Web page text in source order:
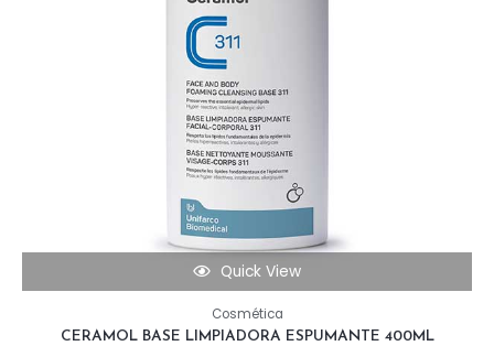
Quick View
Cosmética
CERAMOL BASE LIMPIADORA ESPUMANTE 400ML